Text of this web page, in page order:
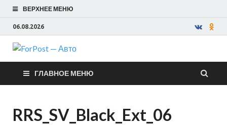
ВЕРХНЕЕ МЕНЮ
06.08.2026
ForPost —
Авто
ГЛАВНОЕ МЕНЮ
RRS_SV_Black_Ext_06